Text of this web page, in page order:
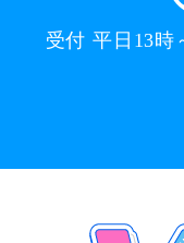
受付 平日13時